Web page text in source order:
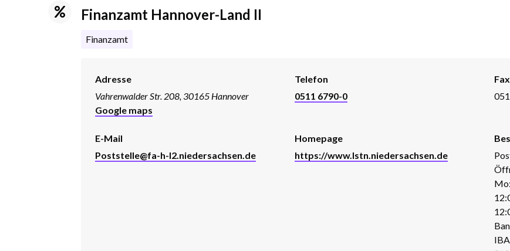
Finanzamt Hannover-Land II
Finanzamt
Adresse
Vahrenwalder Str. 208, 30165 Hannover
Google maps
Telefon
0511 6790-0
Fax
E-Mail
Poststelle@fa-h-l2.niedersachsen.de
Homepage
https://www.lstn.niedersachsen.de